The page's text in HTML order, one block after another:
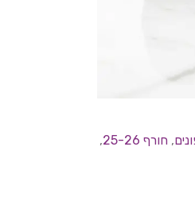
, חורף 25-26
,